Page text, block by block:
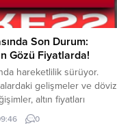
Son Durum:
Gözü Fiyatlarda!
hareketlilik sürüyor.
gelişmeler ve döviz
altın fiyatları
devam ediyor.
güvenli liman olarak
0